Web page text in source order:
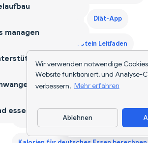
Wir verwenden notwendige
Website funktioniert, und Analyse-
verbessern. Mehr erfahren
Ablehnen
Diät-App
Drittes Trimester Protein Leitfaden
Ernährungsplan für 40-jährige Männer
Gewichtszunahme Diätplan Deutschland
App
managen
essen